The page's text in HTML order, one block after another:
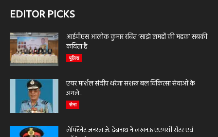
EDITOR PICKS
आईपीएस आलोक कुमार रचित ‘साझे लमहों की महक’ सबकी
कविता है
पुलिस
एयर मार्शल संदीप थरेजा सशस्त्र बल चिकित्सा सेवाओं के
अगले...
सेना
लेफ्टिनेंट जनरल जे. देबनाथ ने लखनऊ एएमसी सेंटर एवं